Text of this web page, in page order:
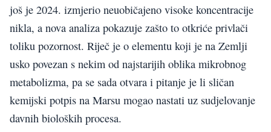
još je 2024. izmjerio neuobičajeno visoke koncentracije
nikla, a nova analiza pokazuje zašto to otkriće privlači
toliku pozornost. Riječ je o elementu koji je na Zemlji
usko povezan s nekim od najstarijih oblika mikrobnog
metabolizma, pa se sada otvara i pitanje je li sličan
kemijski potpis na Marsu mogao nastati uz sudjelovanje
davnih bioloških procesa.